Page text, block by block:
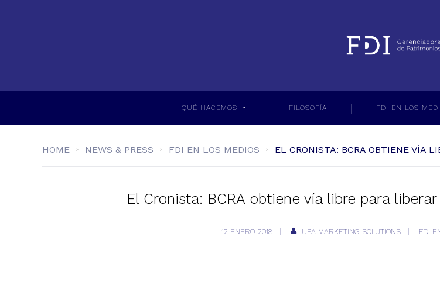
QUÉ HACEMOS FILOSOFÍA FDI EN LOS
HOME NEWS & PRESS FDI EN LOS MEDIOS EL CRONISTA: BCRA OBTIENE VÍA
El Cronista: BCRA obtiene vía libre para
12 ENERO, 2018 LUPA MARKETING SOLUTIONS FDI